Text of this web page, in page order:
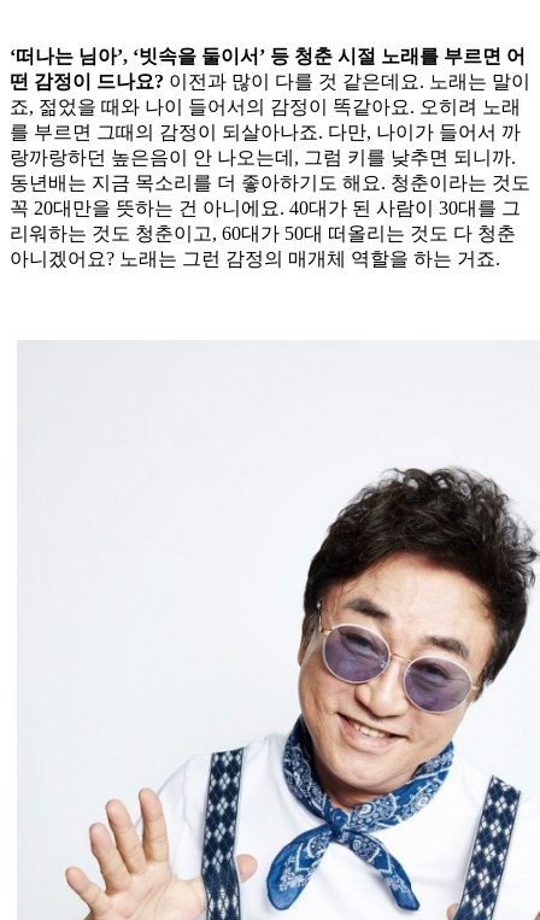
‘떠나는 님아’, ‘빗속을 둘이서’ 등 청춘 시절 노래를 부르면 어
떤 감정이 드나요? 이전과 많이 다를 것 같은데요. 노래는 말이
죠, 젊었을 때와 나이 들어서의 감정이 똑같아요. 오히려 노래
를 부르면 그때의 감정이 되살아나죠. 다만, 나이가 들어서 까
랑까랑하던 높은음이 안 나오는데, 그럼 키를 낮추면 되니까.
동년배는 지금 목소리를 더 좋아하기도 해요. 청춘이라는 것도
꼭 20대만을 뜻하는 건 아니에요. 40대가 된 사람이 30대를 그
리워하는 것도 청춘이고, 60대가 50대 떠올리는 것도 다 청춘
아니겠어요? 노래는 그런 감정의 매개체 역할을 하는 거죠.